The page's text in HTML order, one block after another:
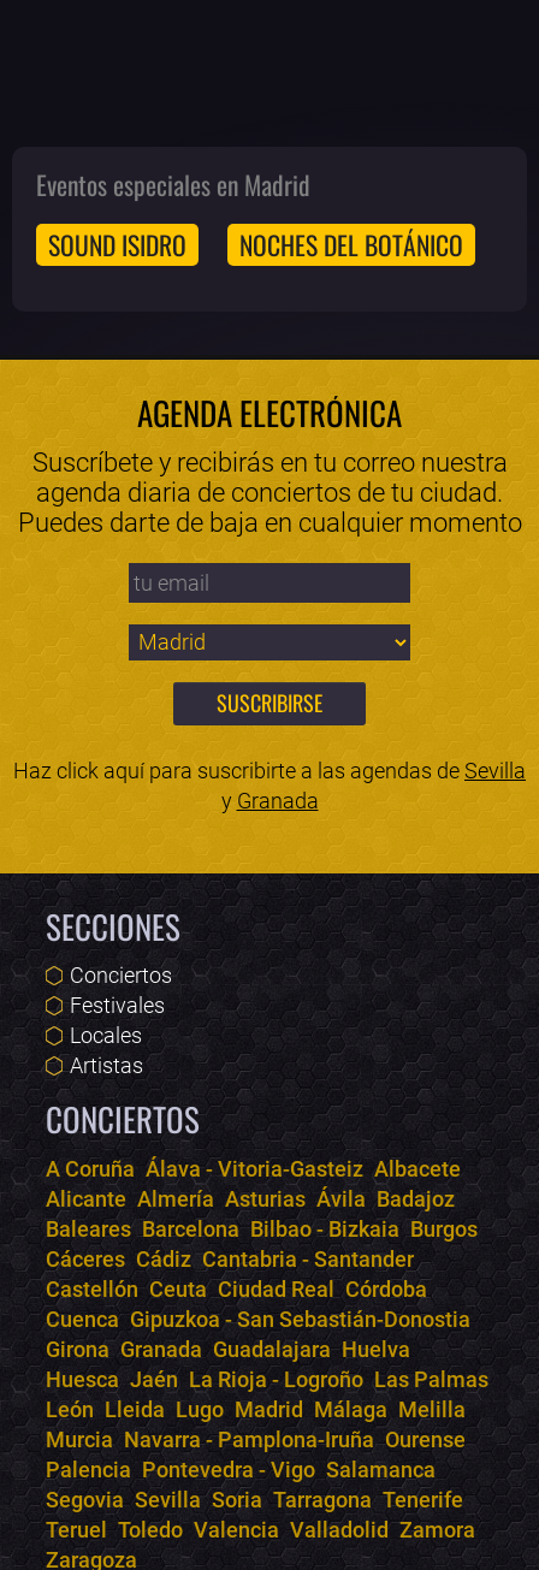
Eventos especiales en Madrid
SOUND ISIDRO
NOCHES DEL BOTÁNICO
AGENDA ELECTRÓNICA
Suscríbete y recibirás en tu correo nuestra
agenda diaria de conciertos de tu ciudad.
Puedes darte de baja en cualquier momento
Haz click aquí para suscribirte a las agendas deSevilla
y Granada
SECCIONES
Conciertos
Festivales
Locales
Artistas
CONCIERTOS
A Coruña Álava - Vitoria-Gasteiz Albacete
Alicante Almería Asturias Ávila Badajoz
Baleares Barcelona Bilbao - Bizkaia Burgos
Cáceres Cádiz Cantabria - Santander
Castellón Ceuta Ciudad Real Córdoba
Cuenca Gipuzkoa - San Sebastián-Donostia
Girona Granada Guadalajara Huelva
Huesca Jaén La Rioja - Logroño Las Palmas
León Lleida Lugo Madrid Málaga Melilla
Murcia Navarra - Pamplona-Iruña Ourense
Palencia Pontevedra - Vigo Salamanca
Segovia Sevilla Soria Tarragona Tenerife
Teruel Toledo Valencia Valladolid Zamora
Zaragoza
Bololoco · conciertos.club
Online · Te ayudo a encontrar conciertos